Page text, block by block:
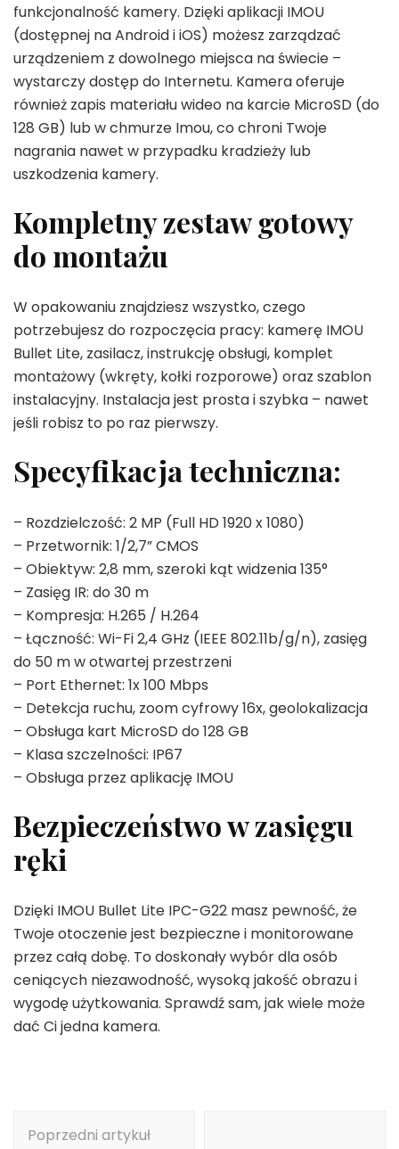
funkcjonalność kamery. Dzięki aplikacji IMOU
(dostępnej na Android i iOS) możesz zarządzać
urządzeniem z dowolnego miejsca na świecie –
wystarczy dostęp do Internetu. Kamera oferuje
również zapis materiału wideo na karcie MicroSD (do
128 GB) lub w chmurze Imou, co chroni Twoje
nagrania nawet w przypadku kradzieży lub
uszkodzenia kamery.
Kompletny zestaw gotowy
do montażu
W opakowaniu znajdziesz wszystko, czego
potrzebujesz do rozpoczęcia pracy: kamerę IMOU
Bullet Lite, zasilacz, instrukcję obsługi, komplet
montażowy (wkręty, kołki rozporowe) oraz szablon
instalacyjny. Instalacja jest prosta i szybka – nawet
jeśli robisz to po raz pierwszy.
Specyfikacja techniczna:
– Rozdzielczość: 2 MP (Full HD 1920 x 1080)
– Przetwornik: 1/2,7” CMOS
– Obiektyw: 2,8 mm, szeroki kąt widzenia 135°
– Zasięg IR: do 30 m
– Kompresja: H.265 / H.264
– Łączność: Wi-Fi 2,4 GHz (IEEE 802.11b/g/n), zasięg
do 50 m w otwartej przestrzeni
– Port Ethernet: 1x 100 Mbps
– Detekcja ruchu, zoom cyfrowy 16x, geolokalizacja
– Obsługa kart MicroSD do 128 GB
– Klasa szczelności: IP67
– Obsługa przez aplikację IMOU
Bezpieczeństwo w zasięgu
ręki
Dzięki IMOU Bullet Lite IPC-G22 masz pewność, że
Twoje otoczenie jest bezpieczne i monitorowane
przez całą dobę. To doskonały wybór dla osób
ceniących niezawodność, wysoką jakość obrazu i
wygodę użytkowania. Sprawdź sam, jak wiele może
dać Ci jedna kamera.
Poprzedni artykuł